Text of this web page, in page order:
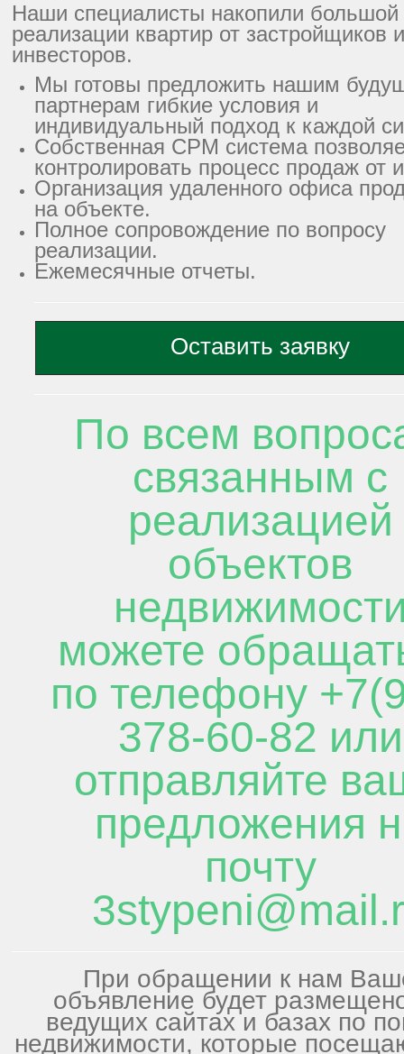
Наши специалисты накопили
реализации квартир от застройщиков
инвесторов.
Мы готовы предложить нашим
партнерам гибкие условия и
индивидуальный подход к каждой
Собственная СРМ система
контролировать процесс продаж от
Организация удаленного офиса
на объекте.
Полное сопровождение по вопросу
реализации.
Ежемесячные отчеты.
Оставить заявку
По всем
связанным с
реализацией
объектов
можете
по телефону
378-60-82 или
отправляйте
предложения
почту
При обращении к нам
объявление будет
ведущих сайтах и базах по
недвижимости, которые